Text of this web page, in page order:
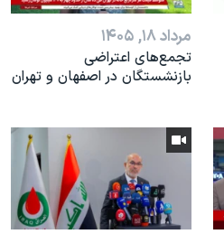
مرداد ۱۸, ۱۴۰۵
تجمع‌های اعتراضی
بازنشستگان در اصفهان و تهران